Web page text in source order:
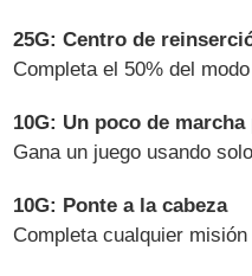
25G: Centro de
Completa el 50% del
10G: Un poco de
Gana un juego usando
10G: Ponte a la cabeza
Completa cualquier misión